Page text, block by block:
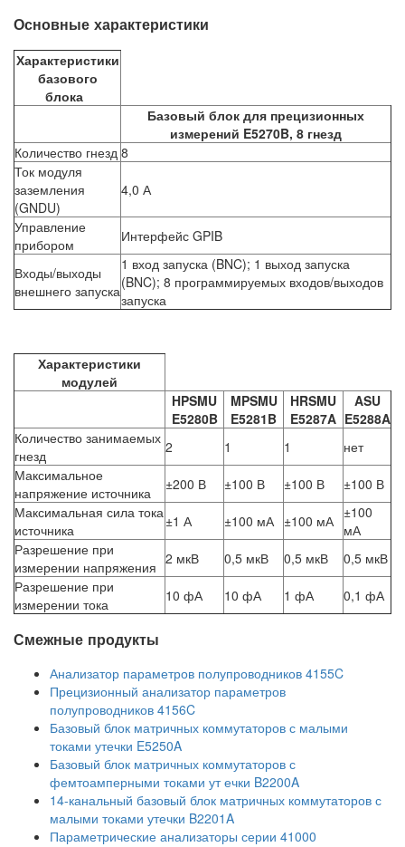
Основные характеристики
Характеристики
базового
блока
Базовый блок для прецизионных
измерений E5270B, 8 гнезд
Количество гнезд 8
Ток модуля
заземления
(GNDU)
4,0 А
Управление
прибором
Интерфейс GPIB
Входы/выходы
внешнего запуска
1 вход запуска (BNC); 1 выход запуска
(BNC); 8 программируемых входов/выходов
запуска
Характеристики
модулей
HPSMU
E5280B
MPSMU
E5281B
HRSMU
E5287A
ASU
E5288A
Количество занимаемых
гнезд
2 1 1
нет
Максимальное
напряжение источника
±200 В ±100 В ±100 В
±100 В
Максимальная сила тока
источника
±1 А ±100 мА ±100 мА ±100
мА
Разрешение при
измерении напряжения 2 мкВ 0,5 мкВ 0,5 мкВ
0,5 мкВ
Разрешение при
измерении тока
10 фА 10 фА 1 фА 0,1 фА
Смежные продукты
Анализатор параметров полупроводников 4155C
Прецизионный анализатор параметров
полупроводников 4156C
Базовый блок матричных коммутаторов с малыми
токами утечки E5250A
Базовый блок матричных коммутаторов с
фемтоамперными токами ут ечки B2200A
14-канальный базовый блок матричных коммутаторов с
малыми токами утечки B2201A
Параметрические анализаторы серии 41000